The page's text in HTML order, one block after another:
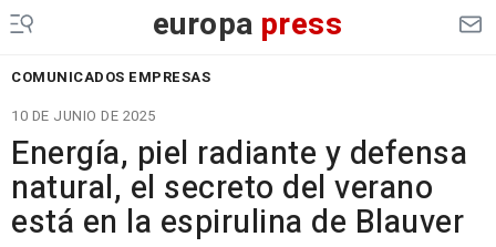
europa press
COMUNICADOS EMPRESAS
10 DE JUNIO DE 2025
Energía, piel radiante y defensa
natural, el secreto del verano
está en la espirulina de Blauver